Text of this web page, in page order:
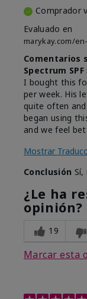
Comprador
Evaluado en
marykay.com/
Comentarios
Spectrum SPF
I bought this
per week. His
quite often
began using
and we feel
Mostrar
Conclusión
¿Le ha
opinión?
19
Marcar esta